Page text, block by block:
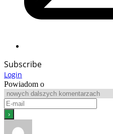
Subscribe
Login
Powiadom o